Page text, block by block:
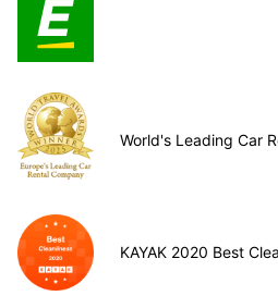
World's Leading Car
KAYAK 2020 Best